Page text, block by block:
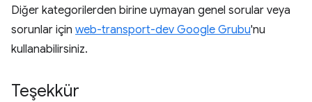
Diğer kategorilerden birine uymayan genel sorular veya
sorunlar için web-transport-dev Google Grubu'nu
kullanabilirsiniz.
Teşekkür